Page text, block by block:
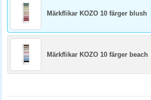
Märkflikar KOZO 10 färger blush
Märkflikar KOZO 10 färger beach